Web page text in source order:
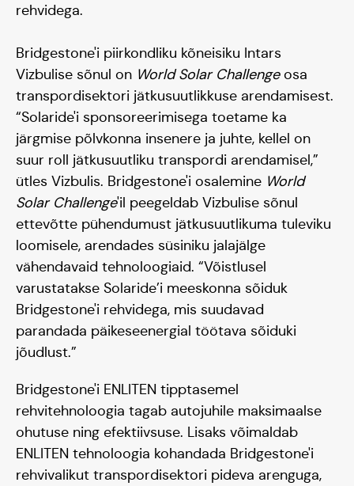
Päikeseauto
Hooaeg I 20/21
Hooaeg II 22/23
Hooaeg III 24/25
rehvidega.
Bridgestone'i piirkondliku kõneisiku Intars
Vizbulise sõnul on World Solar Challengeosa
transpordisektori jätkusuutlikkuse arendamisest.
“Solaride'i sponsoreerimisega toetame ka
järgmise põlvkonna insenere ja juhte, kellel on
suur roll jätkusuutliku transpordi arendamisel,”
ütles Vizbulis. Bridgestone'i osalemine World
Solar Challenge'il peegeldab Vizbulise sõnul
ettevõtte pühendumust jätkusuutlikuma tuleviku
loomisele, arendades süsiniku jalajälge
vähendavaid tehnoloogiaid. “Võistlusel
varustatakse Solaride’i meeskonna sõiduk
Bridgestone'i rehvidega, mis suudavad
parandada päikeseenergial töötava sõiduki
jõudlust.”
Bridgestone'i ENLITEN tipptasemel
rehvitehnoloogia tagab autojuhile maksimaalse
ohutuse ning efektiivsuse. Lisaks võimaldab
ENLITEN tehnoloogia kohandada Bridgestone'i
rehvivalikut transpordisektori pideva arenguga,